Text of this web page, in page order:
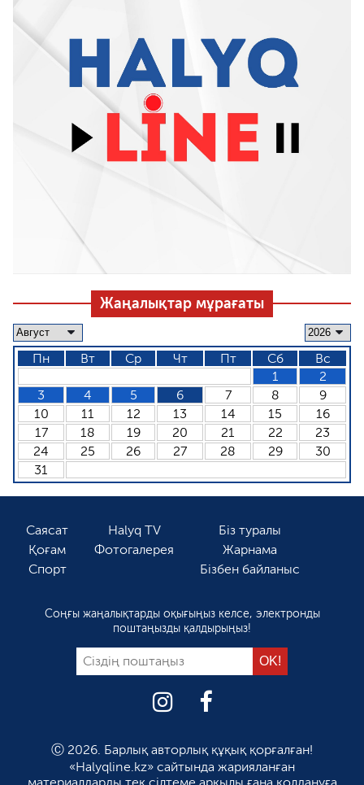
Жаңалықтар мұрағаты
Пн Вт Ср Чт Пт Сб
Вс
1
2
3
4 5 6 7 8
9
10
11 12 13 14 15
16
17
18 19 20 21 22
23
24
25 26 27 28 29
30
31
Саясат
Қоғам
Спорт
Halyq TV
Фотогалерея
Біз туралы
Жарнама
Бізбен байланыс
Соңғы жаңалықтарды оқығыңыз келсе, электронды
поштаңызды қалдырыңыз!
Ⓒ 2026. Барлық авторлық құқық қорғалған!
«Halyqline.kz» сайтында жарияланған